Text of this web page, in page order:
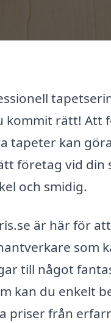
kommit rätt! Att
tapeter kan
företag vid din
och smidig.
är här för
som
till något
kan du enkelt
priser från